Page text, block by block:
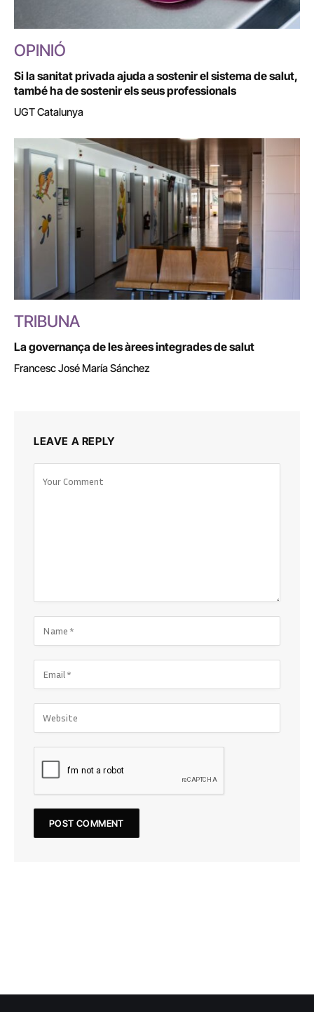
OPINIÓ
Si la sanitat privada ajuda a sostenir el sistema de salut,
també ha de sostenir els seus professionals
UGT Catalunya
TRIBUNA
La governança de les àrees integrades de salut
Francesc José María Sánchez
LEAVE A REPLY